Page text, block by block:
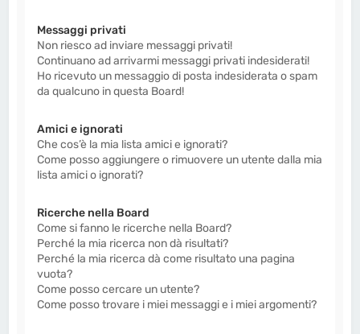
Messaggi privati
Non riesco ad inviare messaggi privati!
Continuano ad arrivarmi messaggi privati indesiderati!
Ho ricevuto un messaggio di posta indesiderata o spam
da qualcuno in questa Board!
Amici e ignorati
Che cos’è la mia lista amici e ignorati?
Come posso aggiungere o rimuovere un utente dalla mia
lista amici o ignorati?
Ricerche nella Board
Come si fanno le ricerche nella Board?
Perché la mia ricerca non dà risultati?
Perché la mia ricerca dà come risultato una pagina
vuota?
Come posso cercare un utente?
Come posso trovare i miei messaggi e i miei argomenti?